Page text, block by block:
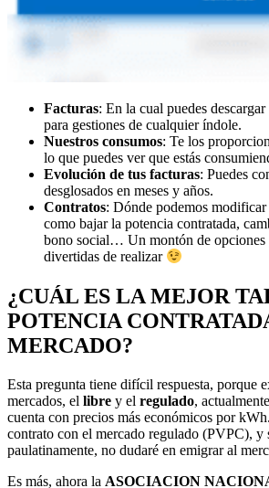
Facturas: En la cual puedes
para gestiones de cualquier índole.
Nuestros consumos: Te los
lo que puedes ver que estás
Evolución de tus facturas: Puedes
desglosados en meses y años.
Contratos: Dónde podemos modificar
como bajar la potencia contratada,
bono social… Un montón de opciones
divertidas de realizar
¿CUÁL ES LA MEJOR
POTENCIA
MERCADO?
Esta pregunta tiene difícil respuesta, porque
mercados, el libre y el regulado,
cuenta con precios más económicos por
contrato con el mercado regulado (PVPC), y
paulatinamente, no dudaré en emigrar al
Es más, ahora la ASOCIACION